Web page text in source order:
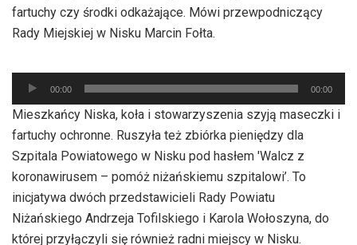
fartuchy czy środki odkażające. Mówi przewpodniczący
Rady Miejskiej w Nisku Marcin Fołta.
Odtwarzacz
plików
dźwiękowych
00:00 00:00
Mieszkańcy Niska, koła i stowarzyszenia szyją maseczki i
fartuchy ochronne. Ruszyła też zbiórka pieniędzy dla
Szpitala Powiatowego w Nisku pod hasłem 'Walcz z
koronawirusem – pomóż niżańskiemu szpitalowi’. To
inicjatywa dwóch przedstawicieli Rady Powiatu
Niżańskiego Andrzeja Tofilskiego i Karola Wołoszyna, do
której przyłączyli się również radni miejscy w Nisku.